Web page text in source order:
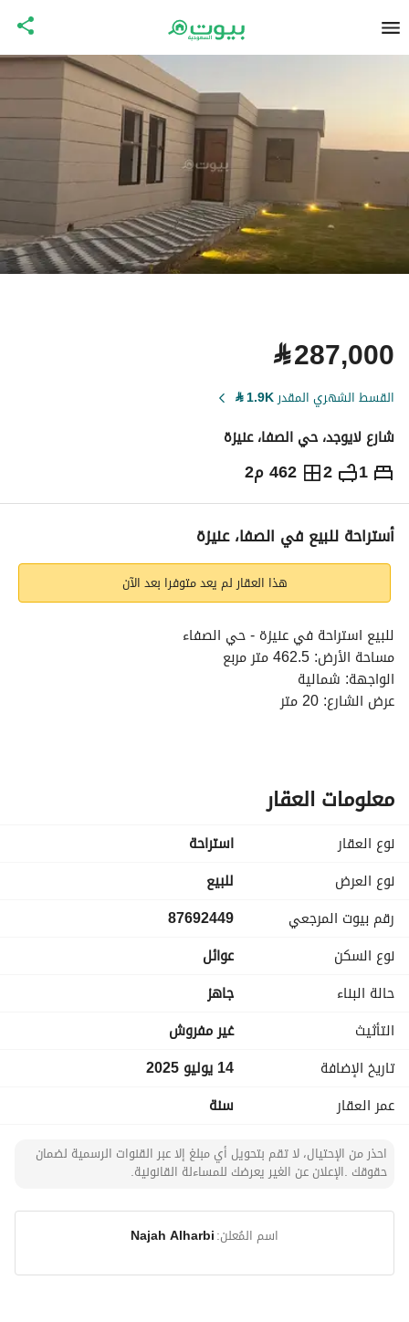
⃁287,000
القسط الشهري المقدر1.9K
⃁
شارع لايوجد، حي الصفا، عنيزة
1
2 462 م2 ⃁
287,000
التفاصيل معلومات ترخيص الإعلان
أستراحة للبيع في الصفا، عنيزة
هذا العقار لم يعد متوفرا بعد الآن
للبيع استراحة في عنيزة - حي الصفاء
مساحة الأرض: 462.5 متر مربع
الواجهة: شمالية
عرض الشارع: 20 متر
صالة
غرفة نوم
البناء مطابق لاشتراطات الكود السعودي
تحت إشراف هندسي
تأمين ملاذ
معلومات العقار
نوع العقار
استراحة
نوع العرض
للبيع
رقم بيوت المرجعي
87692449
نوع السكن
عوائل
حالة البناء
جاهز
التأثيث
غير مفروش
تاريخ الإضافة
14 يوليو 2025
عمر العقار
سنة
احذر من الإحتيال، لا تقم بتحويل أي مبلغ إلا عبر القنوات الرسمية لضمان
حقوقك .الإعلان عن الغير يعرضك للمساءلة القانونية.
اسم المُعلن:Najah Alharbi